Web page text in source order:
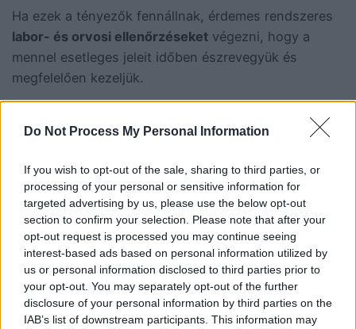
Do Not Process My Personal Information
If you wish to opt-out of the sale, sharing to third parties, or
processing of your personal or sensitive information for
targeted advertising by us, please use the below opt-out
section to confirm your selection. Please note that after your
opt-out request is processed you may continue seeing
interest-based ads based on personal information utilized by
us or personal information disclosed to third parties prior to
your opt-out. You may separately opt-out of the further
disclosure of your personal information by third parties on the
IAB’s list of downstream participants. This information may
Ha ezek a tényezők fennállnak, érdemes rendszeres
labor- és orvosi ellenőrzéseket végezni, hogy a
mennel esetleges jeleit időben észrevegyük és
megfelelően kezeljük.
Mikor fordulj
orvoshoz?
Azonnal fordulj orvoshoz, ha afáradtság, hasi
fájdalom vagy étvágytalanságmellettvérzés, erős
bőrkiütés vagy hirtelen hajhullásjelentkezik. Ezek a
tünetek komoly állapotra utalhatnak, amelyazonnali
orvosi beavatkozást igényel.